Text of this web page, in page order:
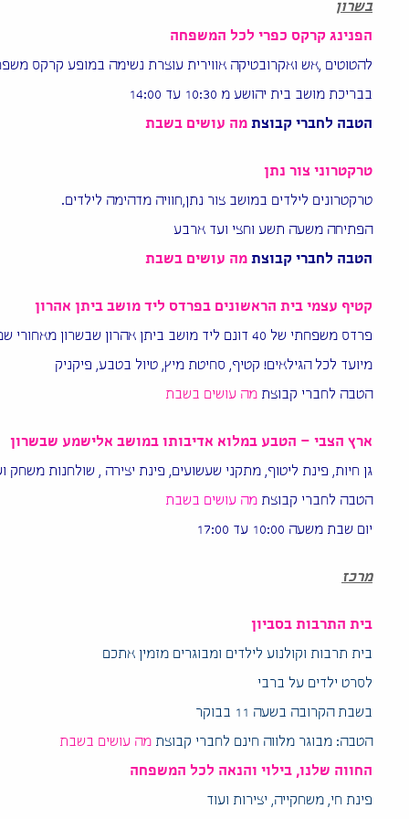
בשרון
הפנינג קרקס כפרי לכל המשפחה
להטוטים ,אש ואקרובטיקה אווירית עוצרת נשימה במופע קרקס
בבריכת מושב בית יהושע מ 10:30 עד 14:00
הטבה לחברי קבוצת מה עושים בשבת
טרקטרוני צור נתן
טרקטרונים לילדים במושב צור נתן,חוויה מדהימה לילדים.
הפתיחה משעה תשע וחצי ועד ארבע
הטבה לחברי קבוצת מה עושים בשבת
קטיף עצמי בית הראשונים בפרדס ליד מושב ביתן אהרון
פרדס משפחתי של 40 דונם ליד מושב ביתן אהרון שבשרון מאחורי שמורת הטבע של בית הראשונים. פרטים בטל: 0528841629 (אורית)
מיועד לכל הגילאים! קטיף, סחיטת מיץ, טיול בטבע, פיקניק
הטבה לחברי קבוצת מה עושים בשבת
ארץ הצבי – הטבע במלוא אדיבותו במושב אלישמע שבשרון
גן חיות, פינת ליטוף, מתקני שעשועים, פינת יצירה , שולחנות משחק
הטבה לחברי קבוצת מה עושים בשבת
יום שבת משעה 10:00 עד 17:00
מרכז
בית התרבות בסביון
בית תרבות וקולנוע לילדים ומבוגרים מזמין אתכם
לסרט ילדים על ברבי
בשבת הקרובה בשעה 11 בבוקר
הטבה: מבוגר מלווה חינם לחברי קבוצת מה עושים בשבת
החווה שלנו, בילוי והנאה לכל המשפחה
פינת חי, משחקייה, יצירות ועוד